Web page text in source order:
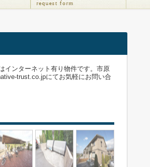
インターネット有り物件です。市原
trust.co.jpにてお気軽にお問い合